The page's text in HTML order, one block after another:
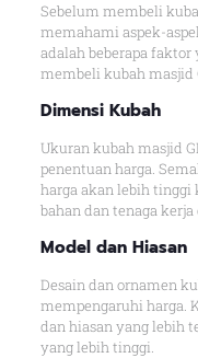
Sebelum membeli
memahami aspek-
adalah beberapa
membeli kubah masjid
Dimensi Kubah
Ukuran kubah masjid
penentuan harga.
harga akan lebih
bahan dan tenaga
Model dan Hiasan
Desain dan ornamen
mempengaruhi harga.
dan hiasan yang lebih
yang lebih tinggi.